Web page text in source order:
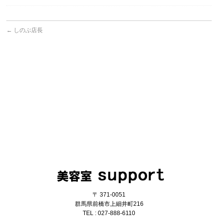
← しのぶ店長
〒 371-0051
群馬県前橋市上細井町216
TEL : 027-888-6110